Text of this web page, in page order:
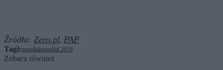
Źródła: Zero.pl, PAP
Tagi:mundial mundial 2026
Zobacz również